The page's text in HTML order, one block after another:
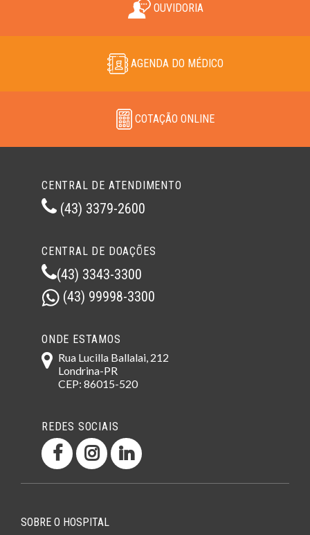
OUVIDORIA
AGENDA DO MÉDICO
COTAÇÃO ONLINE
CENTRAL DE ATENDIMENTO
(43) 3379-2600
CENTRAL DE DOAÇÕES
(43) 3343-3300
(43) 99998-3300
ONDE ESTAMOS
Rua Lucilla Ballalai, 212
Londrina-PR
CEP: 86015-520
REDES SOCIAIS
SOBRE O HOSPITAL